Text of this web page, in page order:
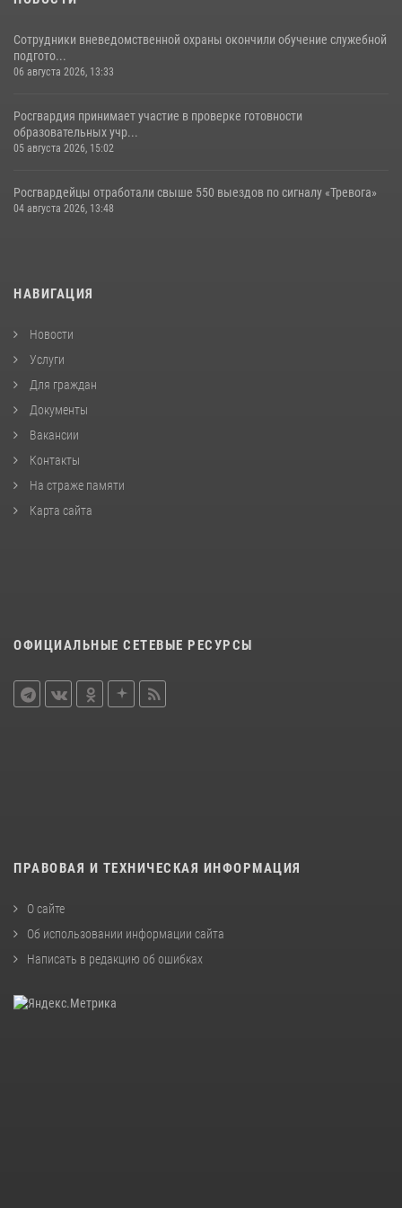
Сотрудники вневедомственной охраны окончили обучение служебной
подгото...
06 августа 2026, 13:33
Росгвардия принимает участие в проверке готовности
образовательных учр...
05 августа 2026, 15:02
Росгвардейцы отработали свыше 550 выездов по сигналу «Тревога»
04 августа 2026, 13:48
НАВИГАЦИЯ
Новости
Услуги
Для граждан
Документы
Вакансии
Контакты
На страже памяти
Карта сайта
ОФИЦИАЛЬНЫЕ СЕТЕВЫЕ РЕСУРСЫ
ПРАВОВАЯ И ТЕХНИЧЕСКАЯ ИНФОРМАЦИЯ
О сайте
Об использовании информации сайта
Написать в редакцию об ошибках